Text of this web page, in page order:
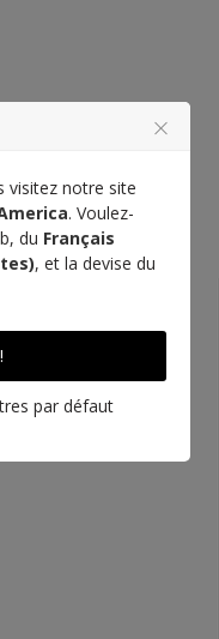
Aquitaine
visitez notre site
. Voulez-
du Français
, et la devise du
par défaut